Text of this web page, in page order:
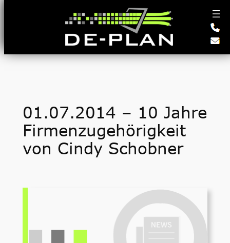
01.07.2014 – 10 Jahre
Firmenzugehörigkeit
von Cindy Schobner